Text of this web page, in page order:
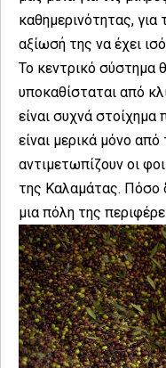
καθημερινότητας,
αξίωσή της να έχει
Το κεντρικό σύστημα
υποκαθίσταται από
είναι συχνά στοίχημα
είναι μερικά μόνο
αντιμετωπίζουν οι
της Καλαμάτας. Πόσο
μια πόλη της